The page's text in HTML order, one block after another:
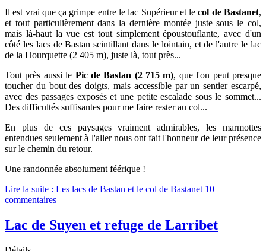
Il est vrai que ça grimpe entre le lac Supérieur et lecol de Bastanet,
et tout particulièrement dans la dernière montée juste sous le col,
mais là-haut la vue est tout simplement époustouflante, avec d'un
côté les lacs de Bastan scintillant dans le lointain, et de l'autre le lac
de la Hourquette (2 405 m), juste là, tout près...
Tout près aussi le Pic de Bastan (2 715 m), que l'on peut presque
toucher du bout des doigts, mais accessible par un sentier escarpé,
avec des passages exposés et une petite escalade sous le sommet...
Des difficultés suffisantes pour me faire rester au col...
En plus de ces paysages vraiment admirables, les marmottes
entendues seulement à l'aller nous ont fait l'honneur de leur présence
sur le chemin du retour.
Une randonnée absolument féérique !
Lire la suite : Les lacs de Bastan et le col de Bastanet 10
commentaires
Lac de Suyen et refuge de Larribet